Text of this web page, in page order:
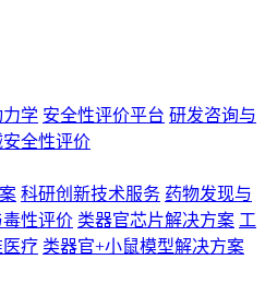
力学 安全性评价平台 研发咨询与
安全性评价
科研创新技术服务 药物发现与
性评价 类器官芯片解决方案 工
疗 类器官+小鼠模型解决方案